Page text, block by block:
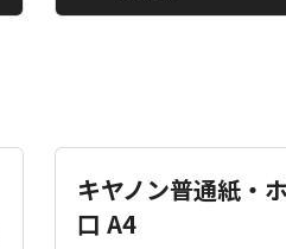
キヤノン普通紙・
口 A4